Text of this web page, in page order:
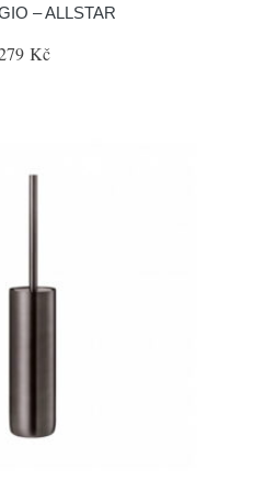
– ALLSTAR
Kč